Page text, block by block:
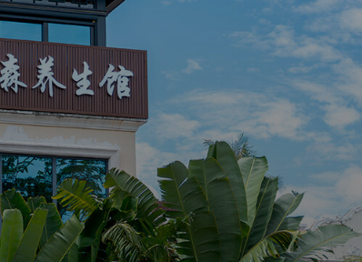
ВНУТРЕННИХ ОРГАНОВ
железа
ПРОЦЕДУРЫ
Лифтинг лица
Лечебный массаж
Иглотерапия
Иглонож